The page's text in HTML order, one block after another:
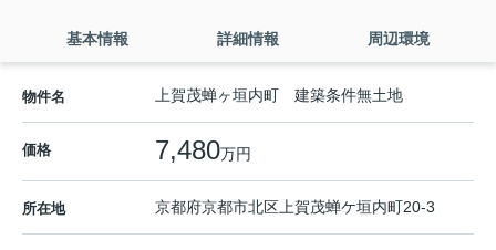
基本情報 詳細情報 周辺環境
物件名 上賀茂蝉ヶ垣内町 建築条件無土地
価格 7,480万円
所在地 京都府京都市北区 上賀茂蝉ケ垣内町20-3